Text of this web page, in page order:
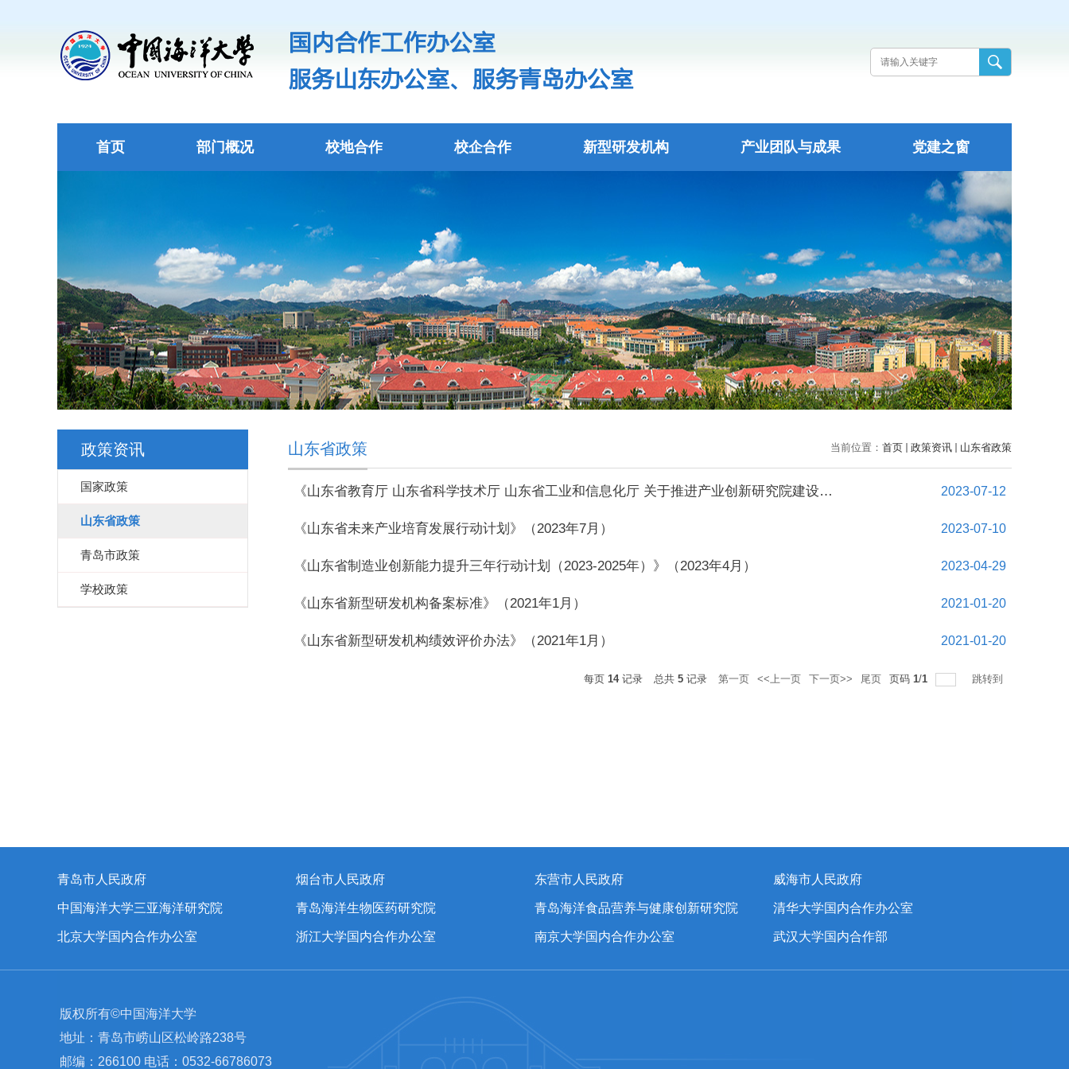
首页 部门概况 校地合作 校企合作 新型研发机构 产业团队与成果 党建之窗
政策资讯
国家政策
山东省政策
青岛市政策
学校政策
当前位置： 首页 政策资讯 山东省政策
山东省政策
《山东省教育厅 山东省科学技术厅 山东省工业和信息化厅 关于推进产业创新研究院建设的指导意见》（2023年7月） 2023-07-12
《山东省未来产业培育发展行动计划》（2023年7月） 2023-07-10
《山东省制造业创新能力提升三年行动计划（2023-2025年）》（2023年4月） 2023-04-29
《山东省新型研发机构备案标准》（2021年1月） 2021-01-20
《山东省新型研发机构绩效评价办法》（2021年1月） 2021-01-20
每页 14记录 总共 5 记录 第一页 <<上一页 下一页>> 尾页 页码 1/1 跳转到
青岛市人民政府 烟台市人民政府 东营市人民政府 威海市人民政府
中国海洋大学三亚海洋研究院 青岛海洋生物医药研究院 青岛海洋食品营养与健康创新研究院 清华大学国内合作办公室
北京大学国内合作办公室 浙江大学国内合作办公室 南京大学国内合作办公室 武汉大学国内合作部
版权所有©中国海洋大学
地址：青岛市崂山区松岭路238号
邮编：266100 电话：0532-66786073